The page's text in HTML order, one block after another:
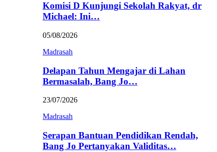
Komisi D Kunjungi Sekolah Rakyat, dr
Michael: Ini…
05/08/2026
Madrasah
Delapan Tahun Mengajar di Lahan
Bermasalah, Bang Jo…
23/07/2026
Madrasah
Serapan Bantuan Pendidikan Rendah,
Bang Jo Pertanyakan Validitas…